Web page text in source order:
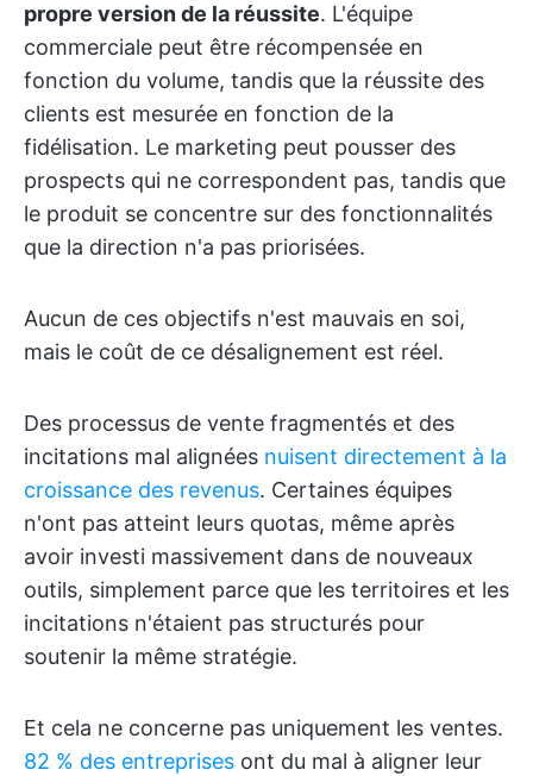
propre version de la réussite. L'équipe
commerciale peut être récompensée en
fonction du volume, tandis que la réussite des
clients est mesurée en fonction de la
fidélisation. Le marketing peut pousser des
prospects qui ne correspondent pas, tandis que
le produit se concentre sur des fonctionnalités
que la direction n'a pas priorisées.
Aucun de ces objectifs n'est mauvais en soi,
mais le coût de ce désalignement est réel.
Des processus de vente fragmentés et des
incitations mal alignées nuisent directement à la
croissance des revenus. Certaines équipes
n'ont pas atteint leurs quotas, même après
avoir investi massivement dans de nouveaux
outils, simplement parce que les territoires et les
incitations n'étaient pas structurés pour
soutenir la même stratégie.
Et cela ne concerne pas uniquement les ventes.
82 % des entreprises ont du mal à aligner leur